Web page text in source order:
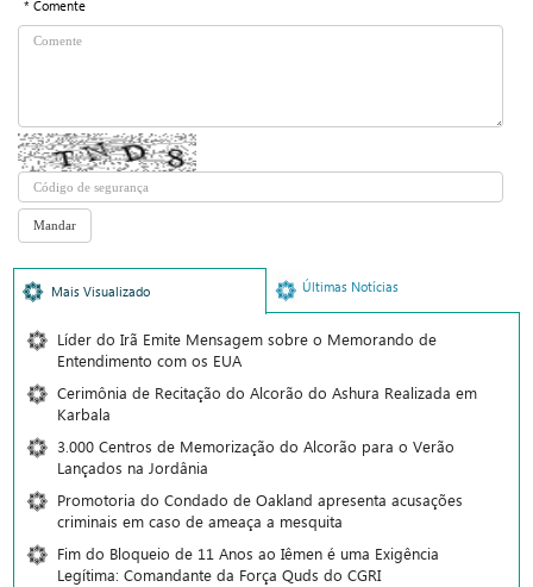
* Comente
Mais Visualizado Últimas Notícias
Líder do Irã Emite Mensagem sobre o Memorando de
Entendimento com os EUA
Cerimônia de Recitação do Alcorão do Ashura Realizada em
Karbala
3.000 Centros de Memorização do Alcorão para o Verão
Lançados na Jordânia
Promotoria do Condado de Oakland apresenta acusações
criminais em caso de ameaça a mesquita
Fim do Bloqueio de 11 Anos ao Iêmen é uma Exigência
Legítima: Comandante da Força Quds do CGRI